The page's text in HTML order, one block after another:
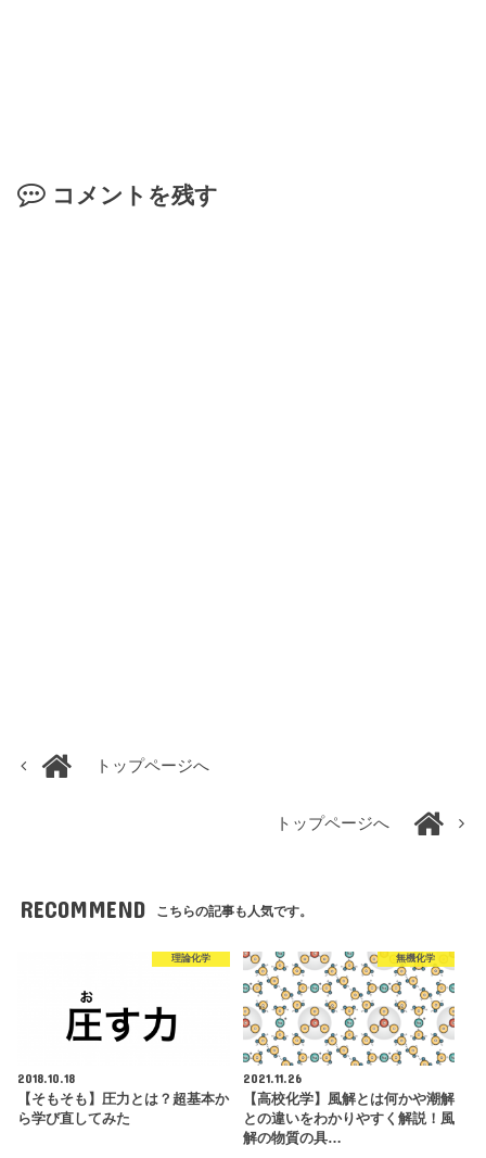
コメントを残す
トップページへ
トップページへ
RECOMMEND こちらの記事も人気です。
理論化学
2018.10.18
【そもそも】圧力とは？超基本か
ら学び直してみた
無機化学
2021.11.26
【高校化学】風解とは何かや潮解
との違いをわかりやすく解説！風
解の物質の具…